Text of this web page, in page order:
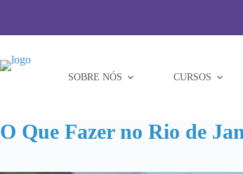
SOBRE NÓS CURSOS
O Que Fazer no Rio de